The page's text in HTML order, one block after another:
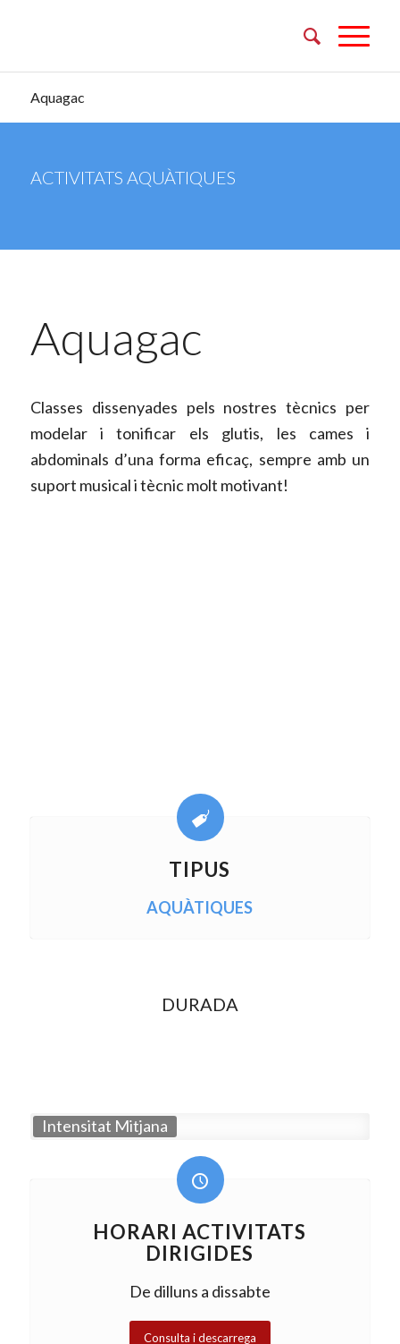
Aquagac
ACTIVITATS AQUÀTIQUES
Aquagac
Classes dissenyades pels nostres tècnics per
modelar i tonificar els glutis, les cames i
abdominals d’una forma eficaç, sempre amb un
suport musical i tècnic molt motivant!
TIPUS
AQUÀTIQUES
DURADA
Intensitat Mitjana
HORARI ACTIVITATS
DIRIGIDES
De dilluns a dissabte
Consulta i descarrega